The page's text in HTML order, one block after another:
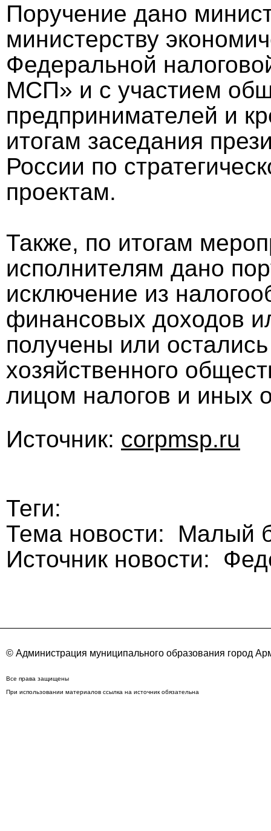
Поручение дано
министерству
Федеральной
МСП» и с участием
предпринимателей и
итогам заседания
России по
проектам.
Также, по итогам
исполнителям дано
исключение из
финансовых доходов
получены или
хозяйственного
лицом налогов и иных
Источник: corpmsp.ru
Теги:
Тема новости: Малый
Источник новости:
© Администрация муниципального образования город
Все права защищены
При использовании материалов ссылка на источник обязательна